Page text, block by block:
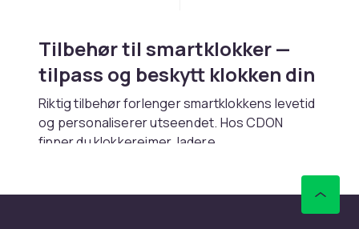
Tilbehør til smartklokker —
tilpass og beskytt klokken din
Riktig tilbehør forlenger smartklokkens levetid
og personaliserer utseendet. Hos CDON
finner du klokkereimer, ladere,
Klokkereimer — personaliser